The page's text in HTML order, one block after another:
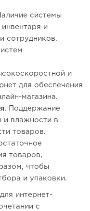
системы
и
сотрудников.
и
для обеспечения
магазина.
Поддержание
и влажности в
товаров.
товаров,
чтобы
и упаковки.
интернет-
с